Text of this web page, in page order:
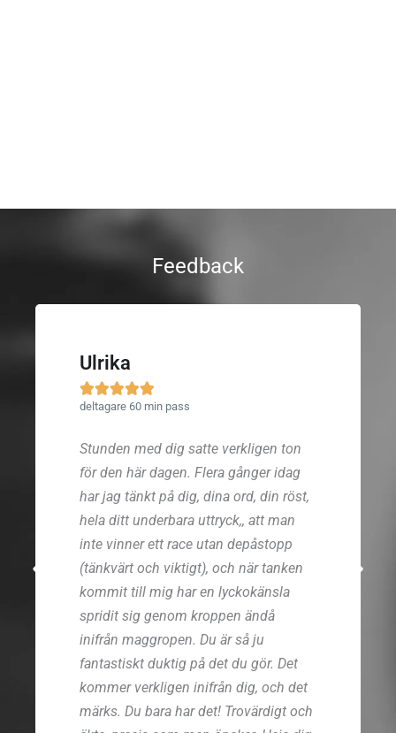
Feedback
Ulrika

deltagare 60 min pass
Stunden med dig satte verkligen ton
för den här dagen. Flera gånger idag
har jag tänkt på dig, dina ord, din röst,
hela ditt underbara uttryck,, att man
inte vinner ett race utan depåstopp
(tänkvärt och viktigt), och när tanken
kommit till mig har en lyckokänsla
spridit sig genom kroppen ändå
inifrån maggropen. Du är så ju
fantastiskt duktig på det du gör. Det
kommer verkligen inifrån dig, och det
märks. Du bara har det! Trovärdigt och